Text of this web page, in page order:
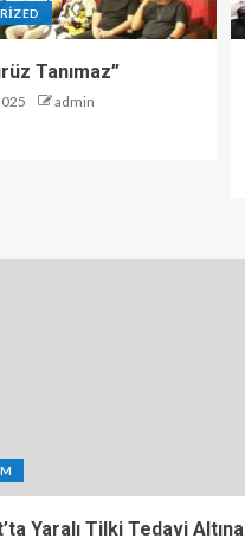
Tanımaz”
admin
Yaralı Tilki Tedavi Altına